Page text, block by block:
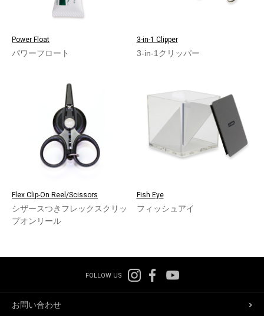
Power Float
パワーフロート
3-in-1 Clipper
3-in-1クリッパー
Flex Clip-On Reel/Scissors
シザースつきフレックスクリッ
プオンリール
Fish Eye
フィッシュアイ
FOLLOW US
お問い合わせ